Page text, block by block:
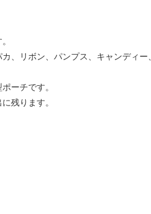
、リボン、パンプス、キャンディ
ーチです。
残ります。